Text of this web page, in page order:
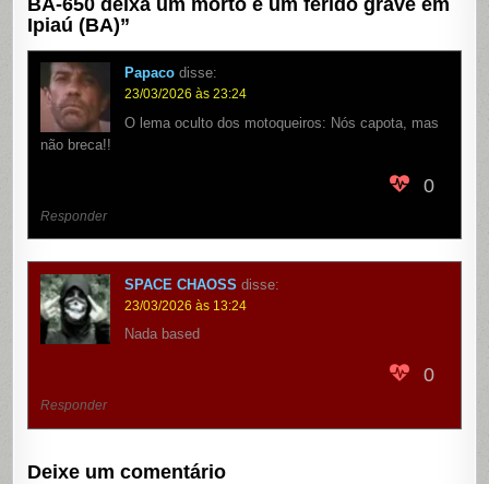
Ipiaú (BA)”
Papaco disse:
23/03/2026 às 23:24
O lema oculto dos motoqueiros: Nós capota, mas
não breca!!
0
Responder
SPACE CHAOSS disse:
23/03/2026 às 13:24
Nada based
0
Responder
Deixe um comentário